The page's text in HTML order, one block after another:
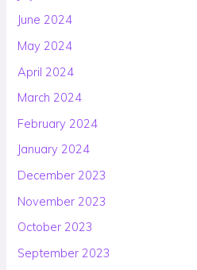
June 2024
May 2024
April 2024
March 2024
February 2024
January 2024
December 2023
November 2023
October 2023
September 2023